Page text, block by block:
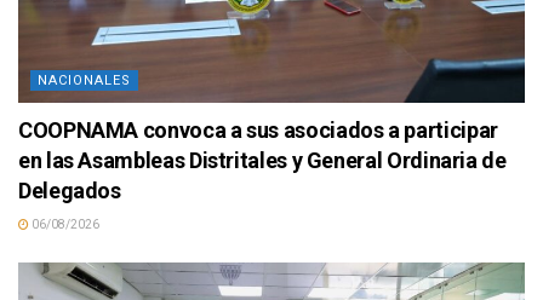
NACIONALES
COOPNAMA convoca a sus asociados a participar
en las Asambleas Distritales y General Ordinaria de
Delegados
06/08/2026